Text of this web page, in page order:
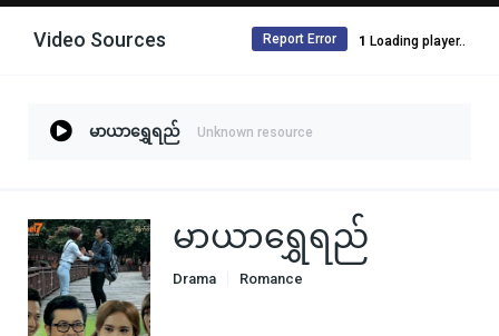
Video Sources Loading player..
Report Error
မာယာရွှေရည် Unknown resource
မာယာရွှေရည်
Drama Romance